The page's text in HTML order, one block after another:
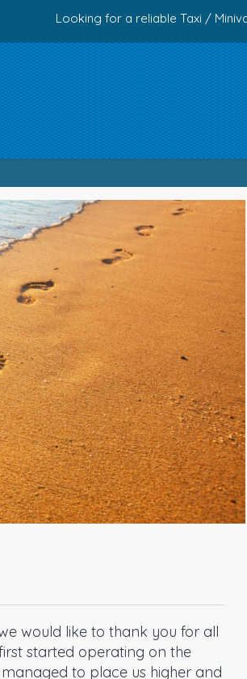
Looking for a reliable Taxi /
would like to thank you for all
started operating on the
to place us higher and